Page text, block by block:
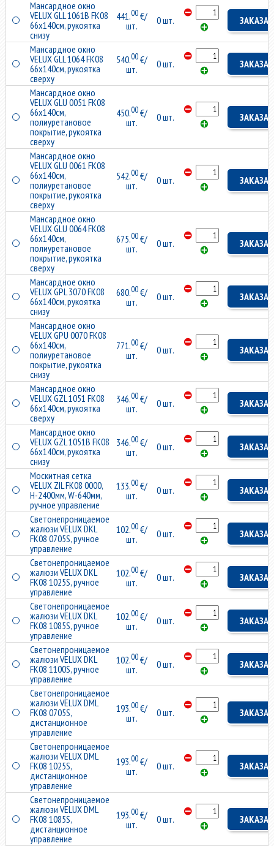
Мансардное окно
VELUX GLL 1061B FK08
66x140см, рукоятка
снизу
441.00€/
шт.
0 шт.
Мансардное окно
VELUX GLL 1064 FK08
66x140см, рукоятка
сверху
540.00€/
шт.
0 шт.
Мансардное окно
VELUX GLU 0051 FK08
66x140см,
полиуретановое
покрытие, рукоятка
сверху
450.00€/
шт.
0 шт.
Мансардное окно
VELUX GLU 0061 FK08
66x140см,
полиуретановое
покрытие, рукоятка
сверху
542.00€/
шт.
0 шт.
Мансардное окно
VELUX GLU 0064 FK08
66x140см,
полиуретановое
покрытие, рукоятка
сверху
675.00€/
шт.
0 шт.
Мансардное окно
VELUX GPL 3070 FK08
66x140см, рукоятка
снизу
680.00€/
шт.
0 шт.
Мансардное окно
VELUX GPU 0070 FK08
66x140см,
полиуретановое
покрытие, рукоятка
снизу
771.00€/
шт.
0 шт.
Мансардное окно
VELUX GZL 1051 FK08
66x140см, рукоятка
сверху
346.00€/
шт.
0 шт.
Мансардное окно
VELUX GZL 1051B FK08
66x140см, рукоятка
снизу
346.00€/
шт.
0 шт.
Москитная сетка
VELUX ZIL FK08 0000,
H-2400мм, W-640мм,
ручное управление
133.00€/
шт.
0 шт.
Светонепроницаемое
жалюзи VELUX DKL
FK08 0705S, ручное
управление
102.00€/
шт.
0 шт.
Светонепроницаемое
жалюзи VELUX DKL
FK08 1025S, ручное
управление
102.00€/
шт.
0 шт.
Светонепроницаемое
жалюзи VELUX DKL
FK08 1085S, ручное
управление
102.00€/
шт.
0 шт.
Светонепроницаемое
жалюзи VELUX DKL
FK08 1100S, ручное
управление
102.00€/
шт.
0 шт.
Светонепроницаемое
жалюзи VELUX DML
FK08 0705S,
дистанционное
управление
193.00€/
шт.
0 шт.
Светонепроницаемое
жалюзи VELUX DML
FK08 1025S,
дистанционное
управление
193.00€/
шт.
0 шт.
Светонепроницаемое
жалюзи VELUX DML
FK08 1085S,
дистанционное
управление
193.00€/
шт.
0 шт.